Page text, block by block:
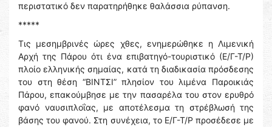
περιστατικό δεν παρατηρήθηκε θαλάσσια ρύπανση.
*****
Τις μεσημβρινές ώρες χθες, ενημερώθηκε η Λιμενική
Αρχή της Πάρου ότι ένα επιβατηγό-τουριστικό (Ε/Γ-Τ/Ρ)
πλοίο ελληνικής σημαίας, κατά τη διαδικασία πρόσδεσης
του στη θέση “ΒΙΝΤΣΙ” πλησίον του λιμένα Παροικιάς
Πάρου, επακούμβησε με την πασαρέλα του στον ερυθρό
φανό ναυσιπλοΐας, με αποτέλεσμα τη στρέβλωσή της
βάσης του φανού. Στη συνέχεια, το Ε/Γ-Τ/Ρ προσέδεσε με